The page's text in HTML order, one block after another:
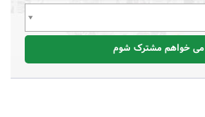
می خواهم مشترک شوم